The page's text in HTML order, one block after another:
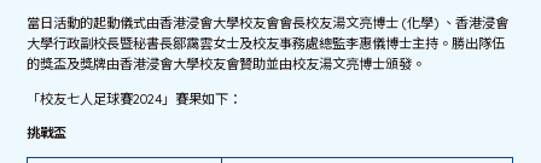
當日活動的起動儀式由香港浸會大學校友會會長校友湯文亮博士 (化學) 、香港浸會
大學行政副校長暨秘書長鄒靄雲女士及校友事務處總監李惠儀博士主持。勝出隊伍
的獎盃及獎牌由香港浸會大學校友會贊助並由校友湯文亮博士頒發。
「校友七人足球賽2024」賽果如下：
挑戰盃